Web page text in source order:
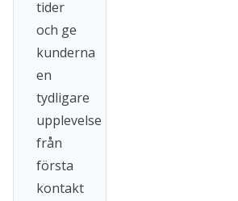
tider
och ge
kunderna
en
tydligare
upplevelse
från
första
kontakt